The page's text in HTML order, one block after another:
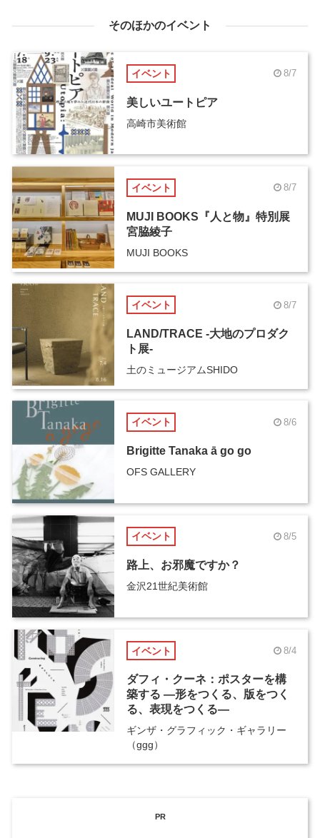
そのほかのイベント
イベント 8/7
美しいユートピア
高崎市美術館
イベント 8/7
MUJI BOOKS『人と物』特別展
宮脇綾子
MUJI BOOKS
イベント 8/7
LAND/TRACE -大地のプロダク
ト展-
土のミュージアムSHIDO
イベント 8/6
Brigitte Tanaka ā go go
OFS GALLERY
イベント 8/5
路上、お邪魔ですか？
金沢21世紀美術館
イベント 8/4
ダフィ・クーネ：ポスターを構
築する ―形をつくる、版をつく
る、表現をつくる―
ギンザ・グラフィック・ギャラリー
（ggg）
PR